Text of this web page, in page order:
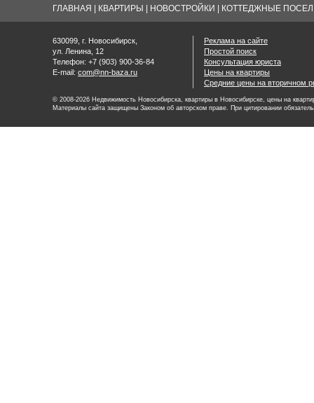
ГЛАВНАЯ КВАРТИРЫ НОВОСТРОЙКИ КОТТЕДЖНЫЕ
630099, г. Новосибирск,
ул. Ленина, 12
Телефон: +7 (903) 900-36-84
E-mail: com@nn-baza.ru
Реклама на сайте
Простой поиск
Консультация юриста
Цены на квартиры
Средние цены на вторичном
© 2008-2026 Недвижимость Новосибирска, квартиры в Новосибирске, цены на
Материалы сайта защищены Законом об авторском праве. При цитировании